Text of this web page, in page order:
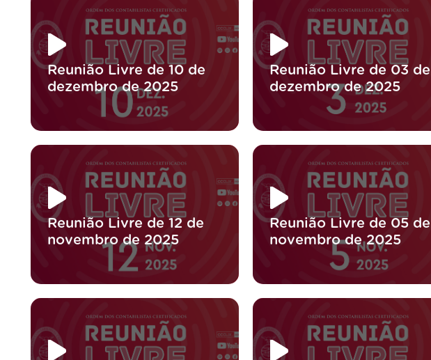
Reunião Livre de 10 de
dezembro de 2025
Reunião Livre de 03 de
dezembro de 2025
Reunião Livre de 12 de
novembro de 2025
Reunião Livre de 05 de
novembro de 2025